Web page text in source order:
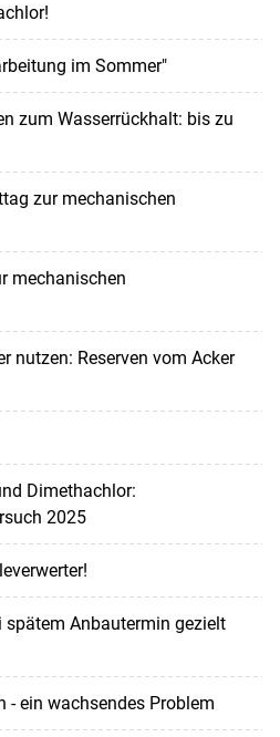
im Sommer"
zum Wasserrückhalt: bis zu
zur mechanischen
mechanischen
nutzen: Reserven vom Acker
Dimethachlor:
2025
Anbautermin gezielt
- ein wachsendes Problem